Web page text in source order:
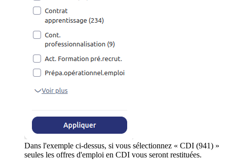
Dans l'exemple ci-dessus, si vous sélectionnez « CDI (941) »
seules les offres d'emploi en CDI vous seront restituées.